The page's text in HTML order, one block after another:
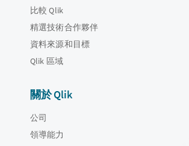
比較 Qlik
精選技術合作夥伴
資料來源和目標
Qlik 區域
關於 Qlik
公司
領導能力